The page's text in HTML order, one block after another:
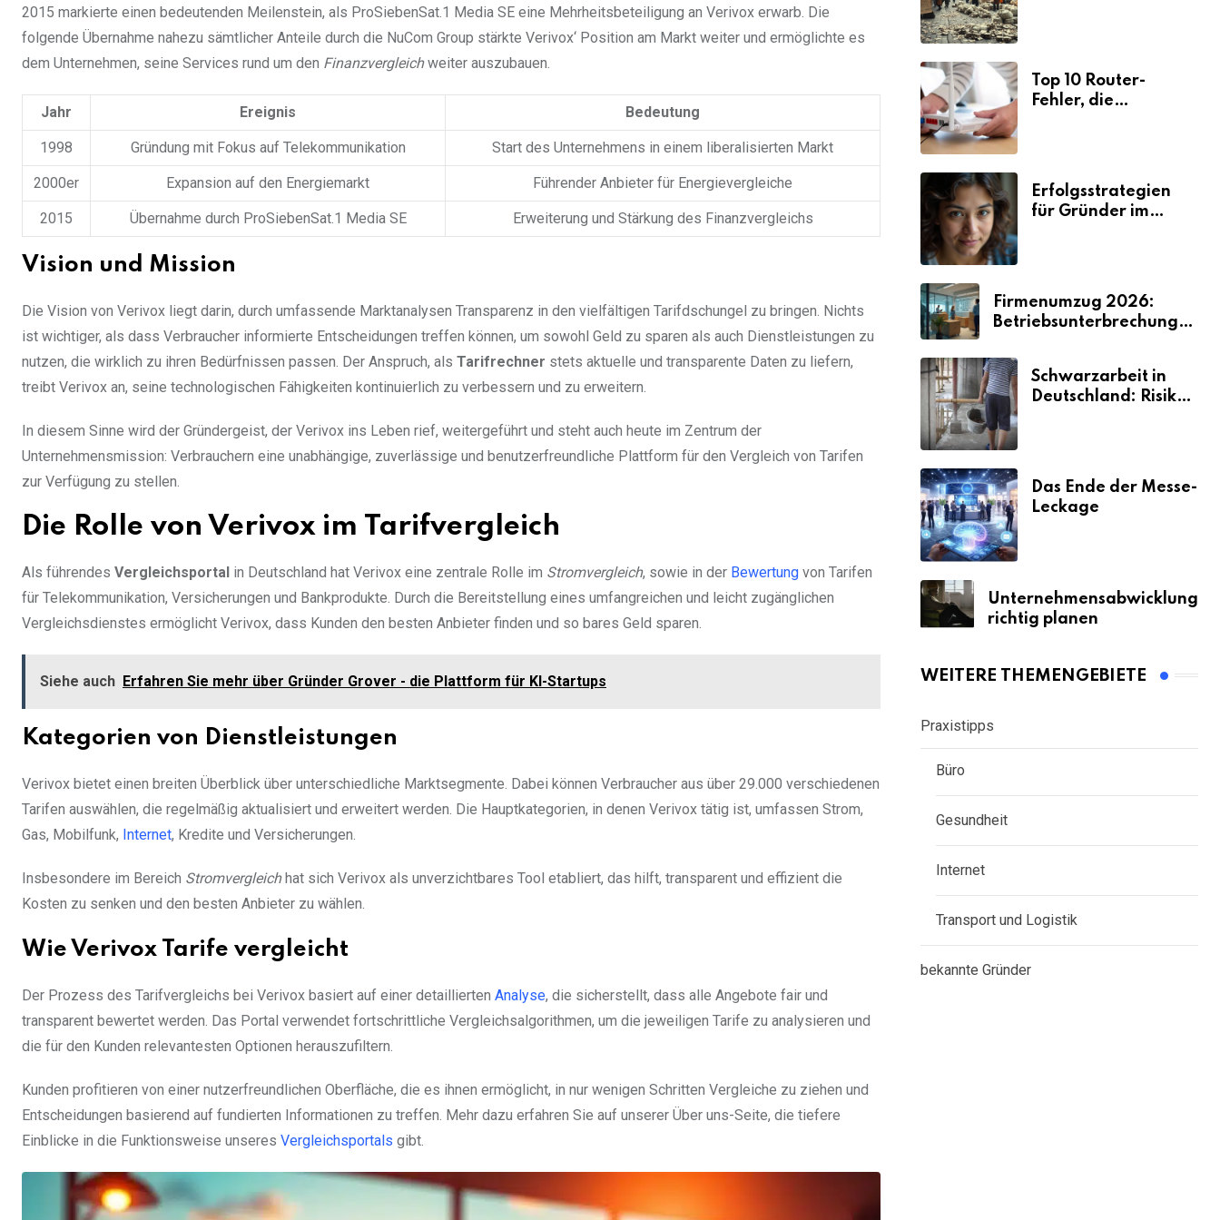
2015 markierte einen bedeutenden Meilenstein, als ProSiebenSat.1 Media SE eine Mehrheitsbeteiligung an Verivox erwarb. Die
folgende Übernahme nahezu sämtlicher Anteile durch die NuCom Group stärkte Verivox‘ Position am Markt weiter und ermöglichte es
dem Unternehmen, seine Services rund um den Finanzvergleichweiter auszubauen.
Jahr Ereignis Bedeutung
1998 Gründung mit Fokus auf Telekommunikation Start des Unternehmens in einem liberalisierten Markt
2000er Expansion auf den Energiemarkt Führender Anbieter für Energievergleiche
2015 Übernahme durch ProSiebenSat.1 Media SE Erweiterung und Stärkung des Finanzvergleichs
Vision und Mission
Die Vision von Verivox liegt darin, durch umfassende Marktanalysen Transparenz in den vielfältigen Tarifdschungel zu bringen. Nichts
ist wichtiger, als dass Verbraucher informierte Entscheidungen treffen können, um sowohl Geld zu sparen als auch Dienstleistungen zu
nutzen, die wirklich zu ihren Bedürfnissen passen. Der Anspruch, als Tarifrechner stets aktuelle und transparente Daten zu liefern,
treibt Verivox an, seine technologischen Fähigkeiten kontinuierlich zu verbessern und zu erweitern.
In diesem Sinne wird der Gründergeist, der Verivox ins Leben rief, weitergeführt und steht auch heute im Zentrum der
Unternehmensmission: Verbrauchern eine unabhängige, zuverlässige und benutzerfreundliche Plattform für den Vergleich von Tarifen
zur Verfügung zu stellen.
Die Rolle von Verivox im Tarifvergleich
Als führendes Vergleichsportal in Deutschland hat Verivox eine zentrale Rolle im Stromvergleich, sowie in der Bewertung von Tarifen
für Telekommunikation, Versicherungen und Bankprodukte. Durch die Bereitstellung eines umfangreichen und leicht zugänglichen
Vergleichsdienstes ermöglicht Verivox, dass Kunden den besten Anbieter finden und so bares Geld sparen.
Siehe auch Erfahren Sie mehr über Gründer Grover - die Plattform für KI-Startups
Kategorien von Dienstleistungen
Verivox bietet einen breiten Überblick über unterschiedliche Marktsegmente. Dabei können Verbraucher aus über 29.000 verschiedenen
Tarifen auswählen, die regelmäßig aktualisiert und erweitert werden. Die Hauptkategorien, in denen Verivox tätig ist, umfassen Strom,
Gas, Mobilfunk, Internet, Kredite und Versicherungen.
Insbesondere im Bereich Stromvergleichhat sich Verivox als unverzichtbares Tool etabliert, das hilft, transparent und effizient die
Kosten zu senken und den besten Anbieter zu wählen.
Wie Verivox Tarife vergleicht
Der Prozess des Tarifvergleichs bei Verivox basiert auf einer detaillierten Analyse, die sicherstellt, dass alle Angebote fair und
transparent bewertet werden. Das Portal verwendet fortschrittliche Vergleichsalgorithmen, um die jeweiligen Tarife zu analysieren und
die für den Kunden relevantesten Optionen herauszufiltern.
Kunden profitieren von einer nutzerfreundlichen Oberfläche, die es ihnen ermöglicht, in nur wenigen Schritten Vergleiche zu ziehen und
Entscheidungen basierend auf fundierten Informationen zu treffen. Mehr dazu erfahren Sie auf unserer Über uns-Seite, die tiefere
Einblicke in die Funktionsweise unseres Vergleichsportals gibt.
Top 10 Router-
Fehler, die
Erfolgsstrategien
für Gründer im
Firmenumzug 2026:
Betriebsunterbrechungen
Schwarzarbeit in
Deutschland: Risiken
Das Ende der Messe-
Leckage
Unternehmensabwicklung
richtig planen
WEITERE THEMENGEBIETE
Praxistipps
Büro
Gesundheit
Internet
Transport und Logistik
bekannte Gründer